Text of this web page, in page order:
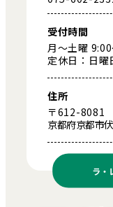
受付時間
月～土曜
定休日：日曜
住所
〒612-8081
京都府京都市
ラ・